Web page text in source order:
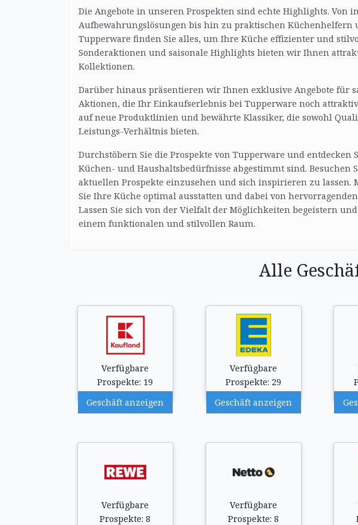
Die Angebote in unseren Prospekten sind echte Highlights. Von
Aufbewahrungslösungen bis hin zu praktischen Küchenhelfern
Tupperware finden Sie alles, um Ihre Küche effizienter und
Sonderaktionen und saisonale Highlights bieten wir Ihnen
Kollektionen.
Darüber hinaus präsentieren wir Ihnen exklusive Angebote für
Aktionen, die Ihr Einkaufserlebnis bei Tupperware noch
auf neue Produktlinien und bewährte Klassiker, die sowohl
Leistungs-Verhältnis bieten.
Durchstöbern Sie die Prospekte von Tupperware und entdecken
Küchen- und Haushaltsbedürfnisse abgestimmt sind. Besuchen
aktuellen Prospekte einzusehen und sich inspirieren zu lassen.
Sie Ihre Küche optimal ausstatten und dabei von
Lassen Sie sich von der Vielfalt der Möglichkeiten begeistern
einem funktionalen und stilvollen Raum.
Alle
Verfügbare
Prospekte: 19
Geschäft anzeigen
Verfügbare
Prospekte: 29
Geschäft anzeigen
Verfügbare
Prospekte: 8
Verfügbare
Prospekte: 8